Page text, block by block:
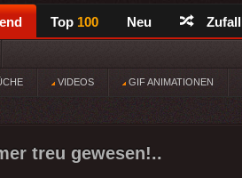
Top 100 Neu Zufall
VIDEOS GIF ANIMATIONEN
treu gewesen!..